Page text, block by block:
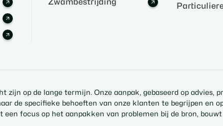
op de lange termijn. Onze aanpak, gebaseerd op advies,
de specifieke behoeften van onze klanten te begrijpen en
focus op het aanpakken van problemen bij de bron, bouwt